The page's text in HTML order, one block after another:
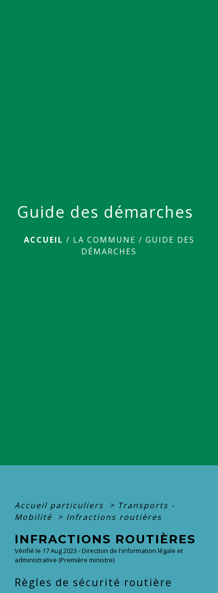
Guide des démarches
ACCUEIL / LA COMMUNE / GUIDE DES
DÉMARCHES
Accueil particuliers > Transports -
Mobilité
> Infractions routières
INFRACTIONS ROUTIÈRES
Vérifié le 17 Aug 2023 - Direction de l'information légale et
administrative (Première ministre)
Règles de sécurité routière